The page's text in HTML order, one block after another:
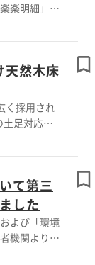
？
ださい。
itako-
楽明細」を
れました。
ら「手作
し、10名い
手間がかか
一名。少人
あった。
天然木床
く採用され
土足対応天
年5月21
に求めら
テナンス性
フロア運
て第三
した
よび「環境
機関より表